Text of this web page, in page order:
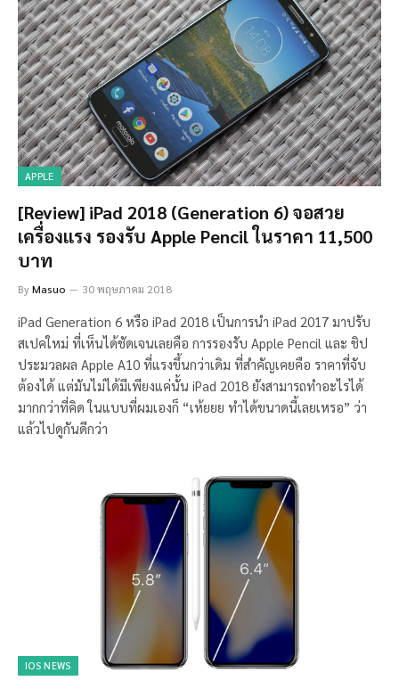
APPLE
[Review] iPad 2018 (Generation 6) จอสวย
เครื่องแรง รองรับ Apple Pencil ในราคา 11,500
บาท
ByMasuo 30 พฤษภาคม 2018
iPad Generation 6 หรือ iPad 2018 เป็นการนำ iPad 2017 มาปรับ
สเปคใหม่ ที่เห็นได้ชัดเจนเลยคือ การรองรับ Apple Pencil และ ชิป
ประมวลผล Apple A10 ที่แรงขึ้นกว่าเดิม ที่สำคัญเคยคือ ราคาที่จับ
ต้องได้ แต่มันไม่ได้มีเพียงแค่นั้น iPad 2018 ยังสามารถทำอะไรได้
มากกว่าที่คิด ในแบบที่ผมเองก็ “เห้ยยย ทำได้ขนาดนี้เลยเหรอ” ว่า
แล้วไปดูกันดีกว่า
IOS NEWS